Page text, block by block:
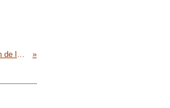
association Ciné-Parlant - la programmation de la rentrée 2014 (septembre - décembre)